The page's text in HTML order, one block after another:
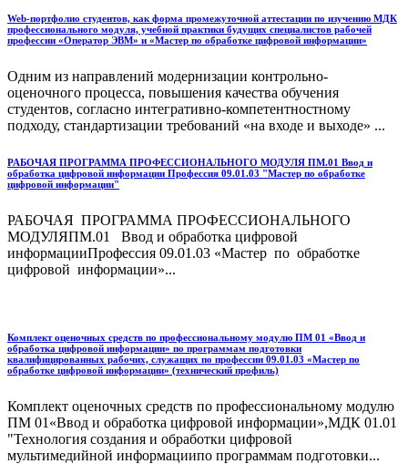
Web-портфолио студентов, как форма промежуточной аттестации по изучению МДК
профессионального модуля, учебной практики будущих специалистов рабочей
профессии «Оператор ЭВМ» и «Мастер по обработке цифровой информации»
Одним из направлений модернизации контрольно-
оценочного процесса, повышения качества обучения
студентов, согласно интегративно-компетентностному
подходу, стандартизации требований «на входе и выходе» ...
РАБОЧАЯ ПРОГРАММА ПРОФЕССИОНАЛЬНОГО МОДУЛЯ ПМ.01 Ввод и
обработка цифровой информации Профессия 09.01.03 "Мастер по обработке
цифровой информации"
РАБОЧАЯ ПРОГРАММА ПРОФЕССИОНАЛЬНОГО
МОДУЛЯПМ.01 Ввод и обработка цифровой
информацииПрофессия 09.01.03 «Мастер по обработке
цифровой информации»...
Комплект оценочных средств по профессиональному модулю ПМ 01 «Ввод и
обработка цифровой информации» по программам подготовки
квалифицированных рабочих, служащих по профессии 09.01.03 «Мастер по
обработке цифровой информации» (технический профиль)
Комплект оценочных средств по профессиональному модулю
ПМ 01«Ввод и обработка цифровой информации»,МДК 01.01
"Технология создания и обработки цифровой
мультимедийной информациипо программам подготовки...